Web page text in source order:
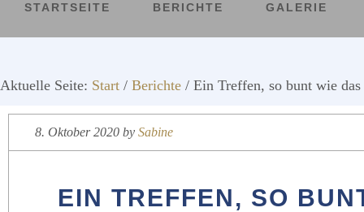
STARTSEITE BERICHTE GALERIE
Aktuelle Seite: Start / Berichte / Ein Treffen, so bunt wie
8. Oktober 2020 by Sabine
EIN TREFFEN, SO